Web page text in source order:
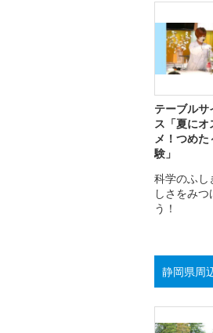
テーブルサ
ス「夏にオ
メ！つめた
験」
科学のふし
しさをみつ
う！
静岡県周